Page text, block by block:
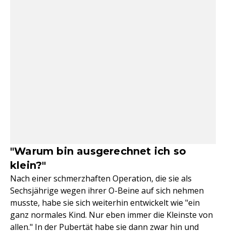
"Warum bin ausgerechnet ich so
klein?"
Nach einer schmerzhaften Operation, die sie als
Sechsjährige wegen ihrer O-Beine auf sich nehmen
musste, habe sie sich weiterhin entwickelt wie "ein
ganz normales Kind. Nur eben immer die Kleinste von
allen." In der Pubertät habe sie dann zwar hin und